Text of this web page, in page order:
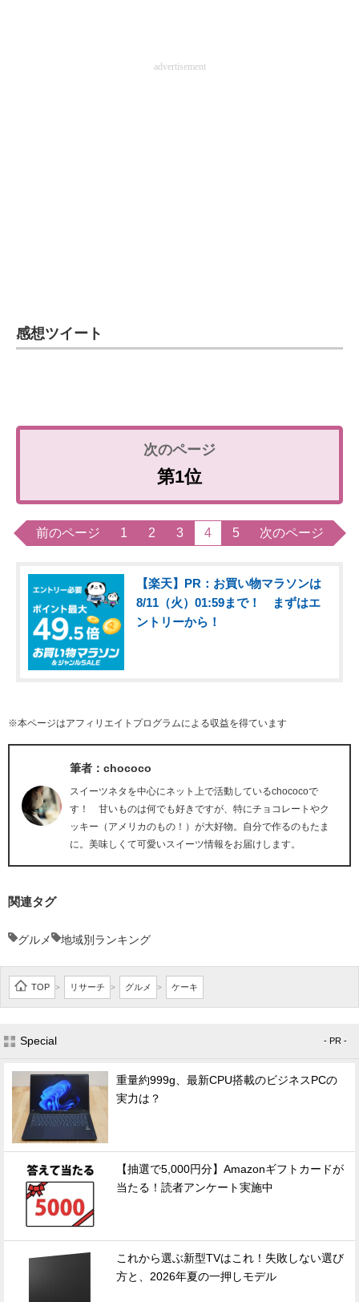
advertisement
感想ツイート
第1位
前のページ 1 2 3 4 5 次のページ
【楽天】PR：お買い物マラソンは
8/11（火）01:59まで！ まずはエ
ントリーから！
※本ページはアフィリエイトプログラムによる収益を得ています
筆者：chococo
スイーツネタを中心にネット上で活動しているchococoで
す！ 甘いものは何でも好きですが、特にチョコレートやク
ッキー（アメリカのもの！）が大好物。自分で作るのもたま
に。美味しくて可愛いスイーツ情報をお届けします。
関連タグ
グルメ 地域別ランキング
TOP > リサーチ > グルメ > ケーキ
Special - PR -
重量約999g、最新CPU搭載のビジネスPCの
実力は？
【抽選で5,000円分】Amazonギフトカードが
当たる！読者アンケート実施中
これから選ぶ新型TVはこれ！失敗しない選び
方と、2026年夏の一押しモデル